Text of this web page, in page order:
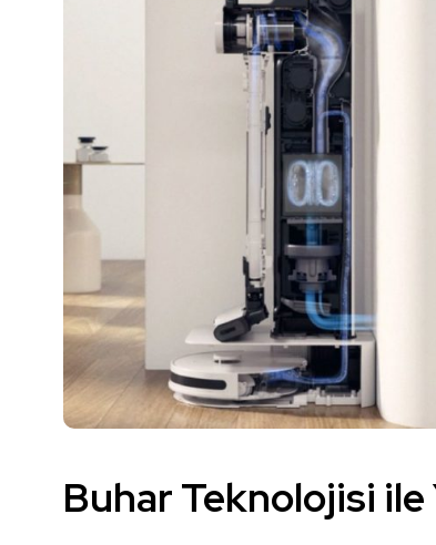
Buhar Teknolojisi ile